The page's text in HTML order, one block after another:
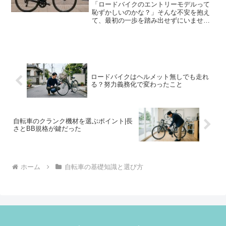
「ロードバイクのエントリーモデルって
恥ずかしいのかな？」そんな不安を抱え
て、最初の一歩を踏み出せずにいません
ロードバイクはヘルメット無しでも走れ
る？努力義務化で変わったこと
自転車のクランク機材を選ぶポイント|長
さとBB規格が鍵だった
ホーム 自転車の基礎知識と選び方